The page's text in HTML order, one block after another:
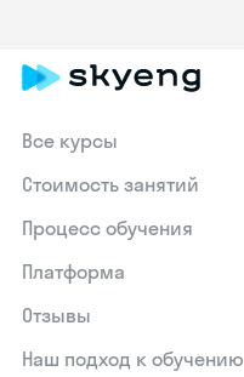
Все курсы
Стоимость занятий
Процесс обучения
Платформа
Отзывы
Наш подход к обучению